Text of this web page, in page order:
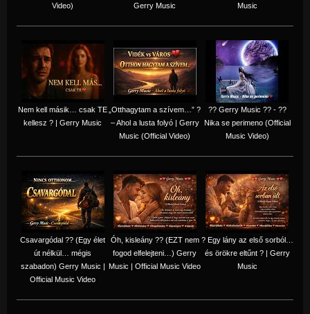
Video)
Gerry Music
Music
Nem kell másik… csak TE
kellesz ? | Gerry Music
„Otthagytam a szívem…” ?
– Ahol a lusta folyó | Gerry
Music (Official Video)
?? Gerry Music ?? - ??
Nika se perimeno (Official
Music Video)
Csavargódal ?? (Egy élet
út nélkül… mégis
szabadon) Gerry Music |
Official Music Video
Óh, kisleány ?? (EZT nem
fogod elfelejteni…) Gerry
Music | Official Music Video
? Egy lány az első sorból…
és örökre eltűnt ? | Gerry
Music